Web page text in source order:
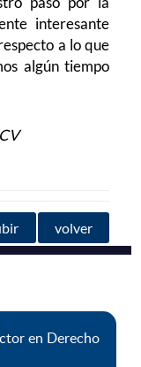
interesante
a lo que
algún tiempo
volver
en Derecho